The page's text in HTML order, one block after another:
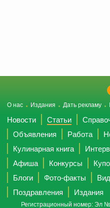
О нас Издания Дать рекламу
Новости Статьи
Объявления
Работа
Кулинарная книга
Афиша
Конкурсы
Блоги
Фото-факты
Поздравления
Издания
Регистрационный номер: Эл